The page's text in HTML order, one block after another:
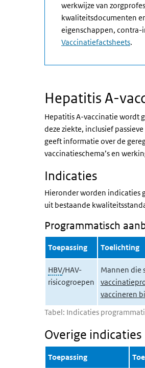
werkwijze van
kwaliteitsdocumenten
eigenschappen, contra-
Vaccinatiefactsheets.
Hepatitis A-
Hepatitis A-vaccinatie wordt
deze ziekte, inclusief
geeft informatie over de
vaccinatieschema’s en
Indicaties
Hieronder worden indicaties
uit bestaande
Programmatisch
Tabel: Indicaties
Toepassing Toelichting
HBV/HAV-
risicogroepen
Mannen die
vaccineren
Overige indicaties
Toepassing